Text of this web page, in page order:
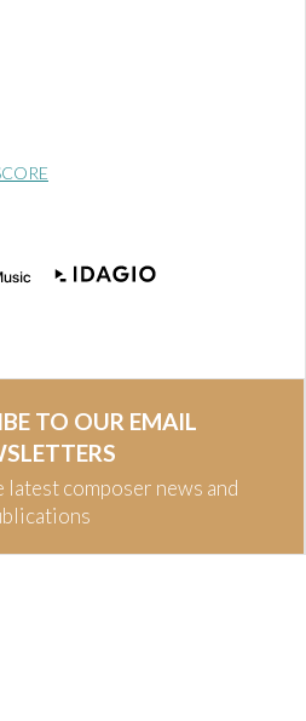
TO OUR EMAIL
latest composer news and